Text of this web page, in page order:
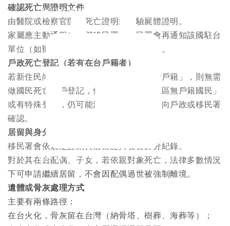
0800-535-885
百日對年 計算機
確認死亡與證明文件
由醫院或檢察官開立死亡證明或相驗屍體證明。
家屬應主動通報內政部移民署，移民署會再通知該國駐台
單位（如辦事處、大使館）協助後續事宜。​
戶政死亡登記（若有在台戶籍者）
若新住民尚未取得國籍，一般「沒有台灣戶籍」，則無需
做國民死亡除戶登記，但若已具「台灣地區無戶籍國民」
或有特殊登記，仍可能涉及戶政程序，需向戶政或移民署
確認。​
居留與身分後續處理
移民署會依規定註銷其居留證與在台身分紀錄。​
對於其在台配偶、子女，若依親對象死亡，法律多數情況
下可申請繼續居留，不會因配偶過世被強制離境。​
遺體或骨灰處理方式
主要有兩條路徑：
在台火化，骨灰留在台灣（納骨塔、樹葬、海葬等）；